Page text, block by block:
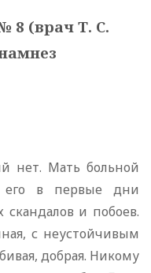
8 (врач Т. С.
нет. Мать больной
его в первые дни
скандалов и побоев.
с неустойчивым
добрая. Никому